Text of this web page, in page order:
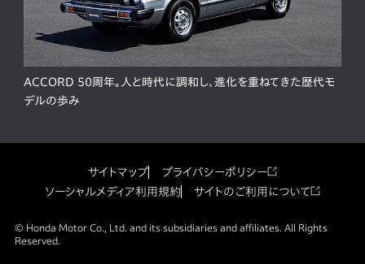
ACCORD 50周年。人と時代に調和し、進化を重ねてきた歴代モ
デルの歩み
サイトマップ
プライバシーポリシー
ソーシャルメディア利用規約
サイトのご利用について
© Honda Motor Co., Ltd. and its subsidiaries and affiliates. All Rights
Reserved.